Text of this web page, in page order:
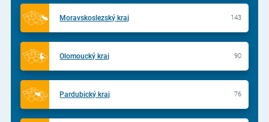
Moravskoslezský kraj 143
Olomoucký kraj 90
Pardubický kraj 76